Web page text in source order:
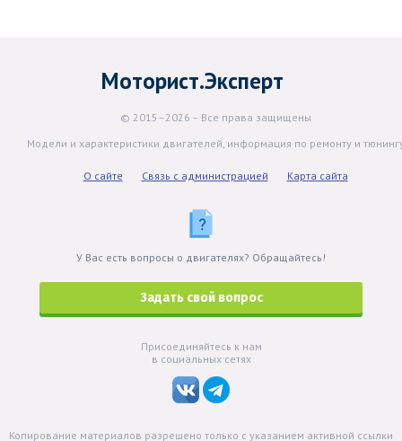
Моторист.Эксперт
© 2015–2026 – Все права защищены
Модели и характеристики двигателей, информация по ремонту и
О сайте Связь с администрацией Карта сайта
У Вас есть вопросы о двигателях? Обращайтесь!
Задать свой вопрос
Присоединяйтесь к нам
в социальных сетях
Копирование материалов разрешено только с указанием активной ссылки